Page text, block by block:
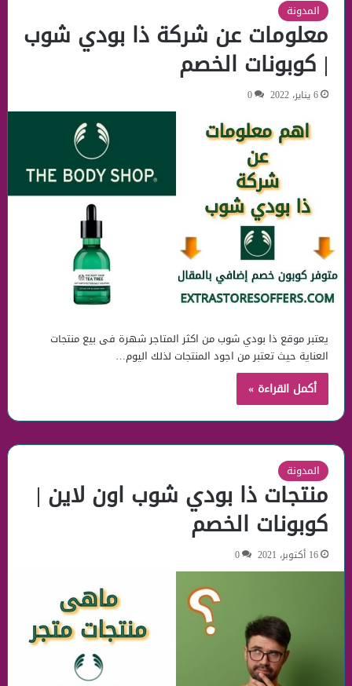
المدونة
معلومات عن شركة ذا بودي شوب
| كوبونات الخصم
6 يناير، 2022 0
يعتبر موقع ذا بودي شوب من اكثر المتاجر شهرة فى بيع منتجات
العناية حيث تعتبر من اجود المنتجات لذلك اليوم…
أكمل القراءة »
المدونة
منتجات ذا بودي شوب اون لاين |
كوبونات الخصم
16 أكتوبر، 2021 0